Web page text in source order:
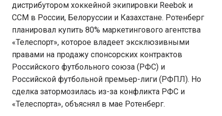
дистрибутором хоккейной экипировки Reebok и
ССМ в России, Белоруссии и Казахстане. Ротенберг
планировал купить 80% маркетингового агентства
«Телеспорт», которое владеет эксклюзивными
правами на продажу спонсорских контрактов
Российского футбольного союза (РФС) и
Российской футбольной премьер-лиги (РФПЛ). Но
сделка затормозилась из-за конфликта РФС и
«Телеспорта», объяснял в мае Ротенберг.